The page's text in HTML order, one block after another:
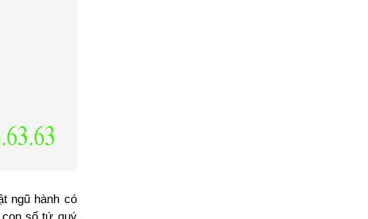
ngũ hành có